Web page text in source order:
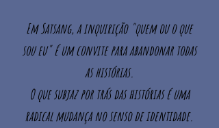
Em Satsang, a inquirição "quem ou o que
sou eu" é um convite para abandonar todas
as histórias.
O que subjaz por trás das histórias é uma
radical mudança no senso de identidade.